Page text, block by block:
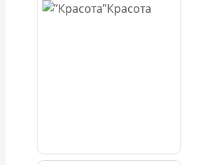
Красота